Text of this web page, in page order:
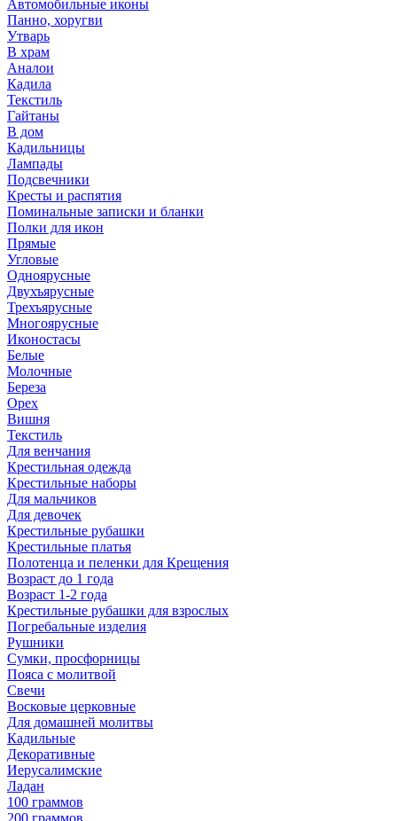
Автомобильные иконы
Панно, хоругви
Утварь
В храм
Аналои
Кадила
Текстиль
Гайтаны
В дом
Кадильницы
Лампады
Подсвечники
Кресты и распятия
Поминальные записки и бланки
Полки для икон
Прямые
Угловые
Одноярусные
Двухъярусные
Трехъярусные
Многоярусные
Иконостасы
Белые
Молочные
Береза
Орех
Вишня
Текстиль
Для венчания
Крестильная одежда
Крестильные наборы
Для мальчиков
Для девочек
Крестильные рубашки
Крестильные платья
Полотенца и пеленки для Крещения
Возраст до 1 года
Возраст 1-2 года
Крестильные рубашки для взрослых
Погребальные изделия
Рушники
Сумки, просфорницы
Пояса с молитвой
Свечи
Восковые церковные
Для домашней молитвы
Кадильные
Декоративные
Иерусалимские
Ладан
100 граммов
200 граммов